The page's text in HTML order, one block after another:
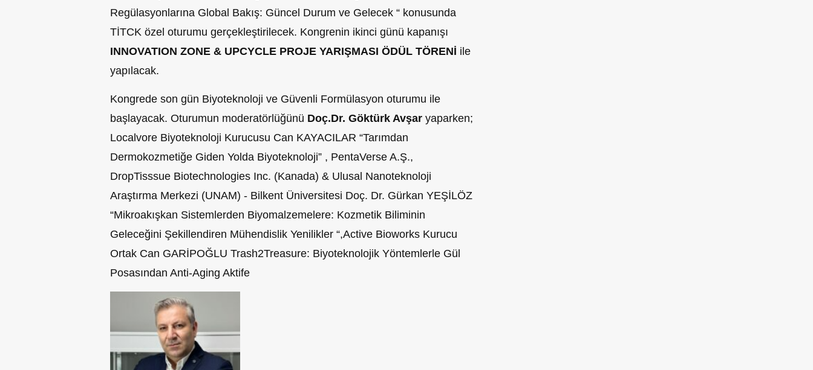
Regülasyonlarına Global Bakış: Güncel Durum ve Gelecek “ konusunda
TİTCK özel oturumu gerçekleştirilecek. Kongrenin ikinci günü kapanışı
INNOVATION ZONE & UPCYCLE PROJE YARIŞMASI ÖDÜL TÖRENİ ile
yapılacak.
Kongrede son gün Biyoteknoloji ve Güvenli Formülasyon oturumu ile
başlayacak. Oturumun moderatörlüğünü Doç.Dr. Göktürk Avşar yaparken;
Localvore Biyoteknoloji Kurucusu Can KAYACILAR “Tarımdan
Dermokozmetiğe Giden Yolda Biyoteknoloji” , PentaVerse A.Ş.,
DropTisssue Biotechnologies Inc. (Kanada) & Ulusal Nanoteknoloji
Araştırma Merkezi (UNAM) - Bilkent Üniversitesi Doç. Dr. Gürkan YEŞİLÖZ
“Mikroakışkan Sistemlerden Biyomalzemelere: Kozmetik Biliminin
Geleceğini Şekillendiren Mühendislik Yenilikler “,Active Bioworks Kurucu
Ortak Can GARİPOĞLU Trash2Treasure: Biyoteknolojik Yöntemlerle Gül
Posasından Anti-Aging Aktife